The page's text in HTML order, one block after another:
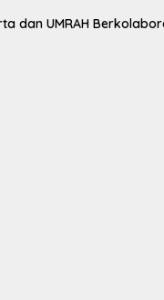
dan UMRAH